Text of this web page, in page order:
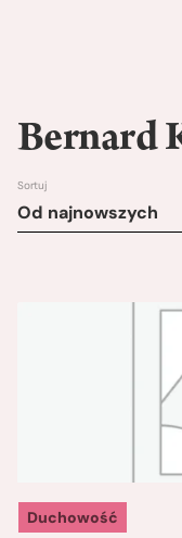
Bernard
Sortuj
Od najnowszych
Duchowość